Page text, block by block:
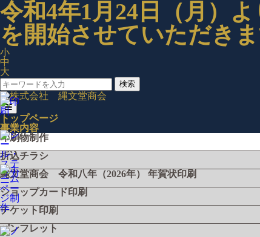
令和4年1月24日（月）
を開始させていただきま
小
中
大
検索
トップページ
事業内容
印刷物制作
折込チラシ
縄文堂商会 令和八年（2026年） 年賀状印刷
ショップカード印刷
チケット印刷
パンフレット